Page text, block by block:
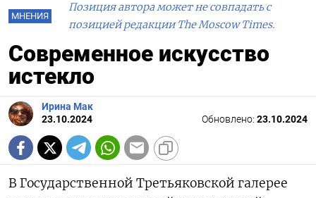
МНЕНИЯ
Позиция автора может не совпадать с
позицией редакции The Moscow Times.
Современное искусство
истекло
Ирина Мак
23.10.2024
Обновлено: 23.10.2024
В Государственной Третьяковской галерее